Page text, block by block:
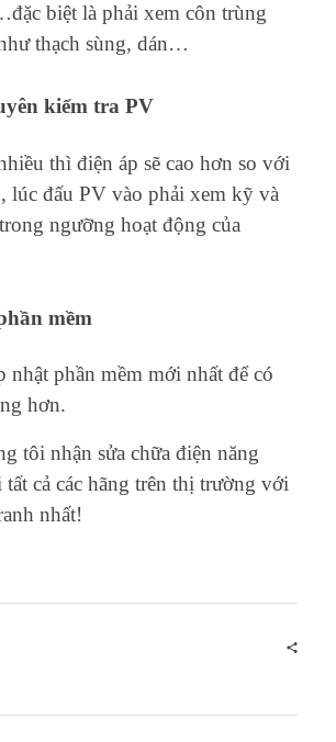
biệt là phải xem côn trùng
thạch sùng, dán…
kiểm tra PV
thì điện áp sẽ cao hơn so với
lúc đấu PV vào phải xem kỹ và
ngưỡng hoạt động của
mềm
nhật phần mềm mới nhất để có
hơn.
tôi nhận sửa chữa điện năng
cả các hãng trên thị trường với
nhất!